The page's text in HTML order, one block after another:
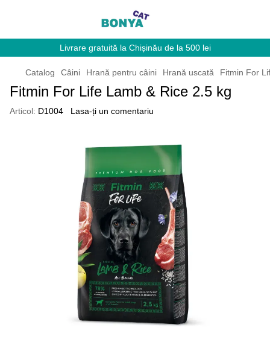
Livrare gratuită la Chișinău de la 500 lei
Catalog Câini Hrană pentru câini Hrană uscată Fitmin For
Fitmin For Life Lamb & Rice 2.5 kg
Articol: D1004 Lasa-ți un comentariu